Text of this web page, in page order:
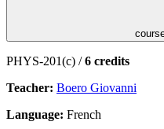
PHYS-201(c) /6 credits
Teacher: Boero Giovanni
Language: French